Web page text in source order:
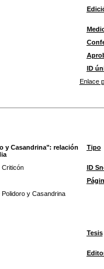
ID
Enlace
y Casandrina": relación
Tipo
Criticón
ID
y Casandrina
Tesis